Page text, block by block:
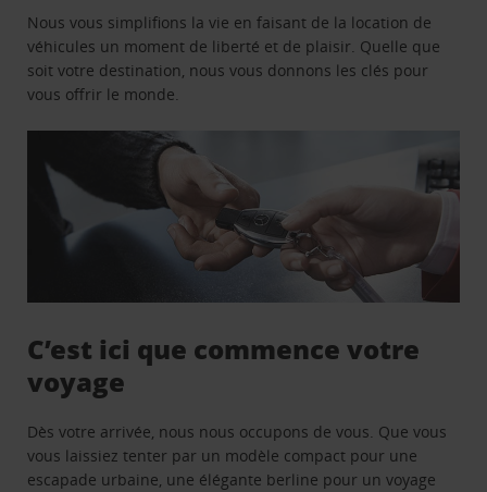
Nous vous simplifions la vie en faisant de la location de
véhicules un moment de liberté et de plaisir. Quelle que
soit votre destination, nous vous donnons les clés pour
vous offrir le monde.
C’est ici que commence votre
voyage
Dès votre arrivée, nous nous occupons de vous. Que vous
vous laissiez tenter par un modèle compact pour une
escapade urbaine, une élégante berline pour un voyage